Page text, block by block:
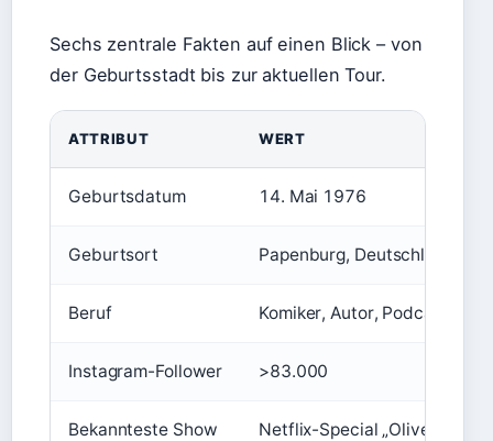
Sechs zentrale Fakten auf einen Blick – von
der Geburtsstadt bis zur aktuellen Tour.
ATTRIBUT WERT
Geburtsdatum 14. Mai 1976
Geburtsort Papenburg, Deutschland
Beruf Komiker, Autor, Podcaster,
Instagram-Follower >83.000
Bekannteste Show Netflix-Special „Oliver Polak: